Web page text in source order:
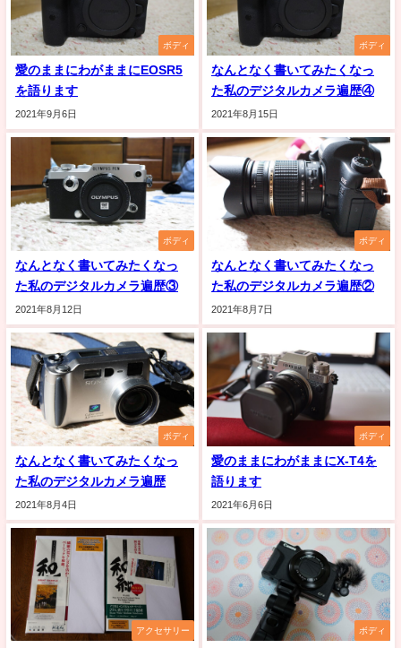
ボディ
愛のままにわがままにEOSR5
を語ります
2021年9月6日
ボディ
なんとなく書いてみたくなっ
た私のデジタルカメラ遍歴④
2021年8月15日
ボディ
なんとなく書いてみたくなっ
た私のデジタルカメラ遍歴③
2021年8月12日
ボディ
なんとなく書いてみたくなっ
た私のデジタルカメラ遍歴②
2021年8月7日
ボディ
なんとなく書いてみたくなっ
た私のデジタルカメラ遍歴
2021年8月4日
ボディ
愛のままにわがままにX-T4を
語ります
2021年6月6日
アクセサリー ボディ